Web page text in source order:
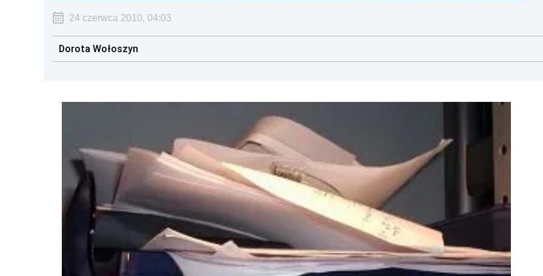
24 czerwca 2010, 04:03
Dorota Wołoszyn